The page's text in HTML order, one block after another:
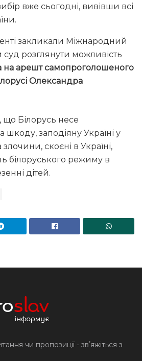
вже сьогодні, вивівши всі
закликали Міжнародний
розглянути можливість
на арешт самопроголошеного
Олександра
що Білорусь несе
шкоду, заподіяну Україні у
злочини, скоєні в Україні,
білоруського режиму в
дітей.
чи пропозиції - звʼяжіться з